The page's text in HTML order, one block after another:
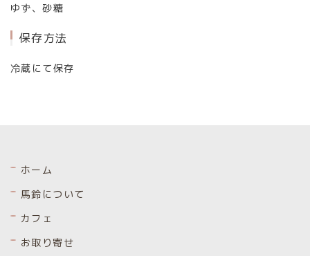
ゆず、砂糖
保存方法
冷蔵にて保存
ホーム
馬鈴について
カフェ
お取り寄せ